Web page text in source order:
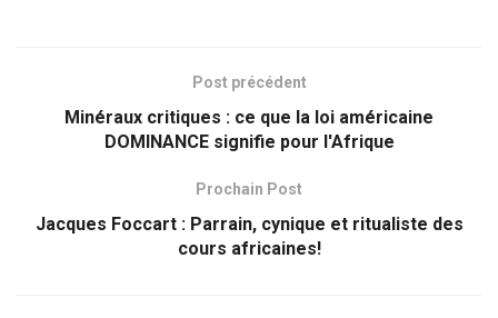
Post précédent
Minéraux critiques : ce que la loi américaine
DOMINANCE signifie pour l'Afrique
Prochain Post
Jacques Foccart : Parrain, cynique et ritualiste des
cours africaines!